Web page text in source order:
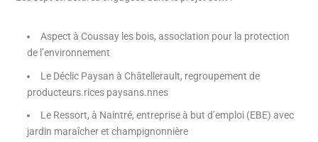
Aspect à Coussay les bois, association pour la protection
de l’environnement
Le Déclic Paysan à Châtellerault, regroupement de
producteurs.rices paysans.nnes
Le Ressort, à Naintré, entreprise à but d’emploi (EBE) avec
jardin maraîcher et champignonnière